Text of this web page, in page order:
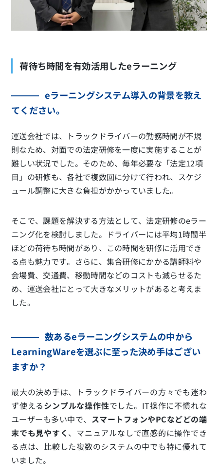
荷待ち時間を有効活用したeラーニング
eラーニングシステム導入の背景を教え
てください。
運送会社では、トラックドライバーの勤務時間が不規
則なため、対面での法定研修を一度に実施することが
難しい状況でした。そのため、毎年必要な「法定12項
目」の研修も、各社で複数回に分けて行われ、スケジ
ュール調整に大きな負担がかかっていました。
そこで、課題を解決する方法として、法定研修のeラー
ニング化を検討しました。ドライバーには平均1時間半
ほどの荷待ち時間があり、この時間を研修に活用でき
る点も魅力です。さらに、集合研修にかかる講師料や
会場費、交通費、移動時間などのコストも減らせるた
め、運送会社にとって大きなメリットがあると考えま
した。
数あるeラーニングシステムの中から
LearningWareを選ぶに至った決め手はござい
ますか？
最大の決め手は、トラックドライバーの方々でも迷わ
ず使えるシンプルな操作性でした。IT操作に不慣れな
ユーザーも多い中で、 スマートフォンやPCなどどの端
末でも見やすく 、マニュアルなしで直感的に操作でき
る点は、比較した複数のシステムの中でも特に優れて
いました。